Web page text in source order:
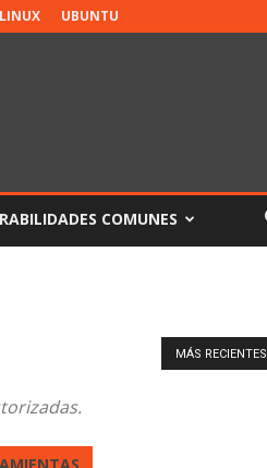
UBUNTU
COMUNES
MÁS RECIENTES